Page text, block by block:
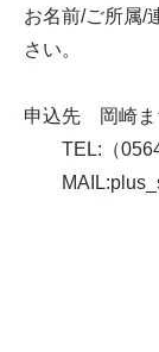
お名前/ご所属/
さい。
申込先 岡崎ま
TEL:（0564